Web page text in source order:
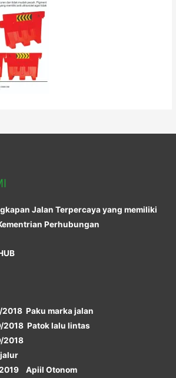
Jalan Terpercaya yang memiliki
Perhubungan
Paku marka jalan
2018 Patok lalu lintas
2018
Apiil Otonom